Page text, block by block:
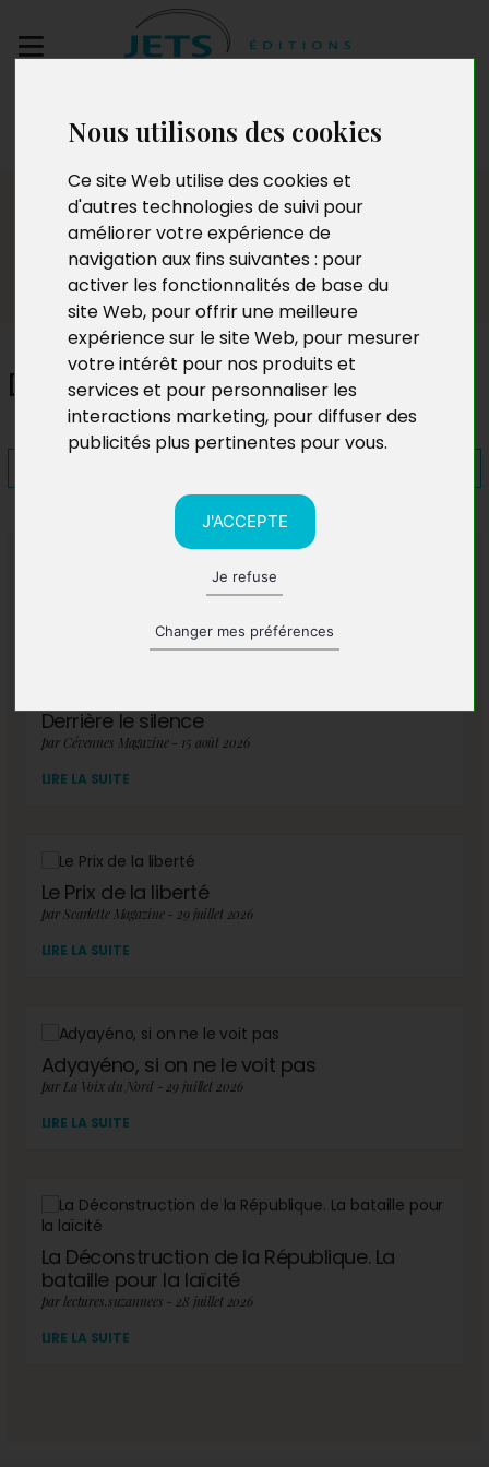
Nous utilisons des cookies
Ce site Web utilise des cookies et
d'autres technologies de suivi pour
améliorer votre expérience de
navigation aux fins suivantes : pour
activer les fonctionnalités de base du
site Web, pour offrir une meilleure
expérience sur le site Web, pour mesurer
votre intérêt pour nos produits et
services et pour personnaliser les
interactions marketing, pour diffuser des
publicités plus pertinentes pour vous.
J'ACCEPTE
Je refuse
Changer mes préférences
manuscrit
Presse
Douleur et nostalgie
A lire également
Derrière le silence
par Cévennes Magazine - 15 août 2026
LIRE LA SUITE
Le Prix de la liberté
par Scarlette Magazine - 29 juillet 2026
LIRE LA SUITE
Adyayéno, si on ne le voit pas
par La Voix du Nord - 29 juillet 2026
LIRE LA SUITE
La Déconstruction de la République. La
bataille pour la laïcité
par lectures.suzannees - 28 juillet 2026
LIRE LA SUITE